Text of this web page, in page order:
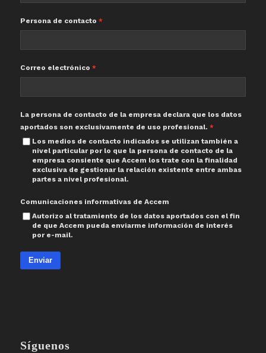
Persona de contacto
Correo electrónico
La persona de contacto de la empresa declara que los datos
aportados son exclusivamente de uso profesional.
Los medios de contacto indicados se utilizan también a
nivel particular por lo que la persona de contacto de la
empresa consiente que Accem los trate con la finalidad
exclusiva de gestionar la relación existente entre ambas
partes a nivel profesional.
Comunicaciones informativas de Accem
Autorizo al tratamiento de los datos aportados con el fin
de que Accem pueda enviarme información de interés
por e-mail.
Enviar
Síguenos